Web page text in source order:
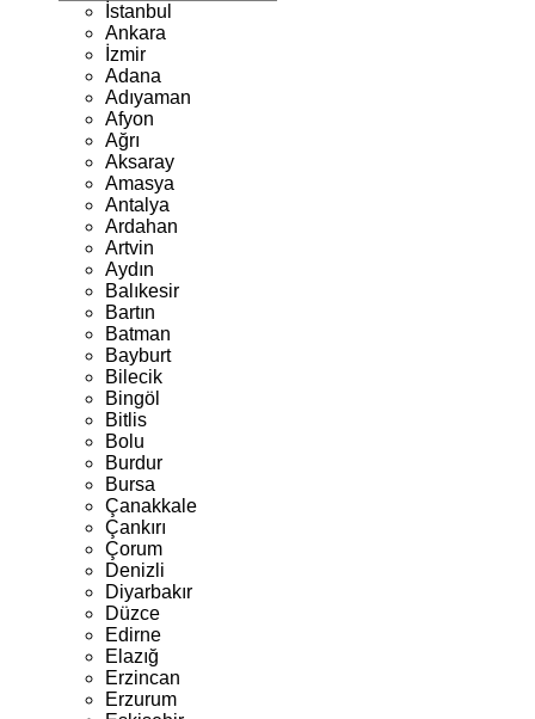
İstanbul
Ankara
İzmir
Adana
Adıyaman
Afyon
Ağrı
Aksaray
Amasya
Antalya
Ardahan
Artvin
Aydın
Balıkesir
Bartın
Batman
Bayburt
Bilecik
Bingöl
Bitlis
Bolu
Burdur
Bursa
Çanakkale
Çankırı
Çorum
Denizli
Diyarbakır
Düzce
Edirne
Elazığ
Erzincan
Erzurum